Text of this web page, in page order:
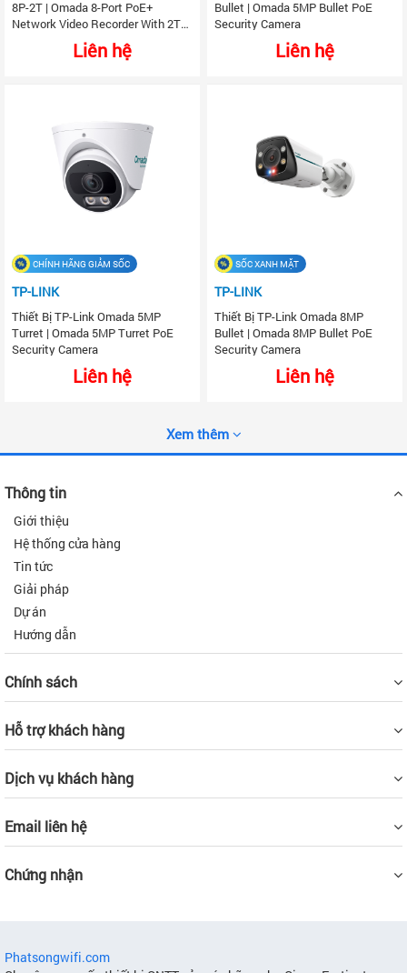
8P-2T | Omada 8-Port PoE+
Network Video Recorder With 2TB
HDD, Up To 16 Channel
Liên hệ
Bullet | Omada 5MP Bullet PoE
Security Camera
Liên hệ
CHÍNH HÃNG GIẢM SỐC
TP-LINK
Thiết Bị TP-Link Omada 5MP
Turret | Omada 5MP Turret PoE
Security Camera
Liên hệ
SỐC XANH MẶT
TP-LINK
Thiết Bị TP-Link Omada 8MP
Bullet | Omada 8MP Bullet PoE
Security Camera
Liên hệ
Xem thêm
Thông tin
Giới thiệu
Hệ thống cửa hàng
Tin tức
Giải pháp
Dự án
Hướng dẫn
Chính sách
Hỗ trợ khách hàng
Dịch vụ khách hàng
Email liên hệ
Chứng nhận
Phatsongwifi.com